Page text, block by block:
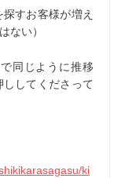
すお客様が増え
ない）
同じように推移
してくださって
ki